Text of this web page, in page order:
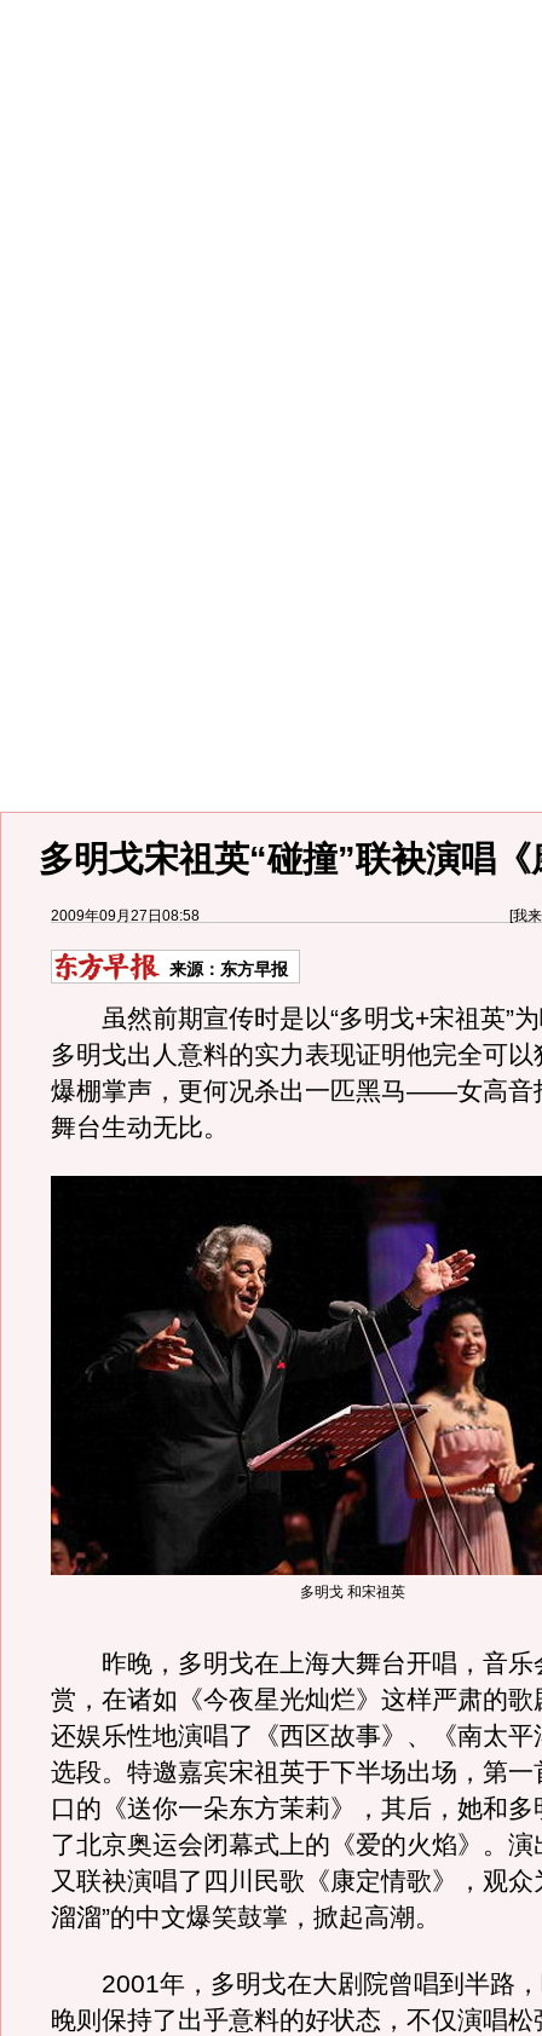
多明戈宋祖英“碰撞”联袂演唱
2009年09月27日08:58 [我
来源： 东方早报
虽然前期宣传时是以“多明戈+宋祖英”为
多明戈出人意料的实力表现证明他完全可以
爆棚掌声，更何况杀出一匹黑马——女高音
舞台生动无比。
多明戈 和宋祖英
昨晚，多明戈在上海大舞台开唱，音乐
赏，在诸如《今夜星光灿烂》这样严肃的歌
还娱乐性地演唱了《西区故事》、《南太平
选段。特邀嘉宾宋祖英于下半场出场，第一
口的《送你一朵东方茉莉》，其后，她和
了北京奥运会闭幕式上的《爱的火焰》。演
又联袂演唱了四川民歌《康定情歌》，观众
溜溜”的中文爆笑鼓掌，掀起高潮。
2001年，多明戈在大剧院曾唱到半路，
晚则保持了出乎意料的好状态，不仅演唱松